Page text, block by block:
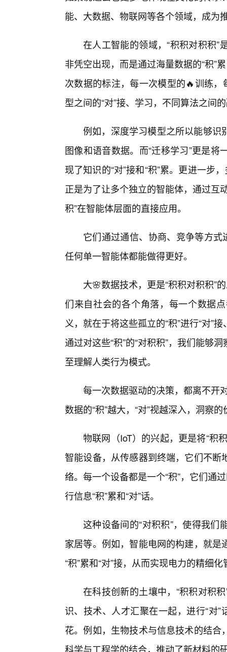
能、大数据、物联网等各个领域，成为
在人工智能的领域，“积积对积积
非凭空出现，而是通过海量数据的“积”
次数据的标注，每一次模型的🔥训练
型之间的“对”接、学习，不同算法之间
例如，深度学习模型之所以能够识
图像和语音数据。而“迁移学习”更是
现了知识的“对”接和“积”累。更进一步
正是为了让多个独立的智能体，通过互
积”在智能体层面的直接应用。
它们通过通信、协商、竞争等方式
任何单一智能体都能做得更好。
大🌸数据技术，更是“积积对积积”
们来自社会的各个角落，每一个数据
义，就在于将这些孤立的“积”进行“对”
通过对这些“积”的“对积积”，我们能够
至理解人类行为模式。
每一次数据驱动的决策，都离不开
数据的“积”越大，“对”视越深入，洞察
物联网（IoT）的兴起，更是将“积
智能设备，从传感器到终端，它们不
络。每一个设备都是一个“积”，它们通
行信息“积”累和“对”话。
这种设备间的“对积积”，使得我
家居等。例如，智能电网的构建，就
“积”累和“对”接，从而实现电力的精细
在科技创新的土壤中，“积积对积
识、技术、人才汇聚在一起，进行“对
花。例如，生物技术与信息技术的结
科学与工程学的结合，推动了新材料的